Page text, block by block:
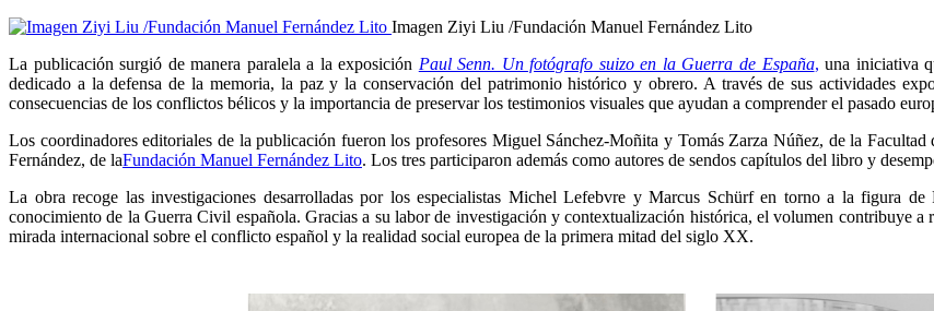
Imagen Ziyi Liu /Fundación Manuel Fernández Lito
La publicación surgió de manera paralela a la exposición Paul Senn. Un fotógrafo suizo en la Guerra de España, una iniciativa
dedicado a la defensa de la memoria, la paz y la conservación del patrimonio histórico y obrero. A través de sus actividades
consecuencias de los conflictos bélicos y la importancia de preservar los testimonios visuales que ayudan a comprender el pasado
Los coordinadores editoriales de la publicación fueron los profesores Miguel Sánchez-Moñita y Tomás Zarza Núñez, de la
Fernández, de laFundación Manuel Fernández Lito. Los tres participaron además como autores de sendos capítulos del libro y
La obra recoge las investigaciones desarrolladas por los especialistas Michel Lefebvre y Marcus Schürf en torno a la figura
conocimiento de la Guerra Civil española. Gracias a su labor de investigación y contextualización histórica, el volumen contribuye
mirada internacional sobre el conflicto español y la realidad social europea de la primera mitad del siglo XX.